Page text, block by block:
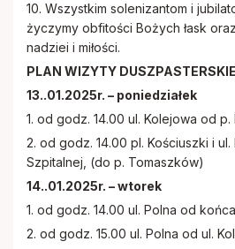
10. Wszystkim solenizantom i
życzymy obfitości Bożych łask
nadziei i miłości.
PLAN WIZYTY
13..01.2025r. – poniedziałek
1. od godz. 14.00 ul. Kolejowa od
2. od godz. 14.00 pl. Kościuszki i
Szpitalnej, (do p. Tomaszków)
14..01.2025r. – wtorek
1. od godz. 14.00 ul. Polna od
2. od godz. 15.00 ul. Polna od ul.